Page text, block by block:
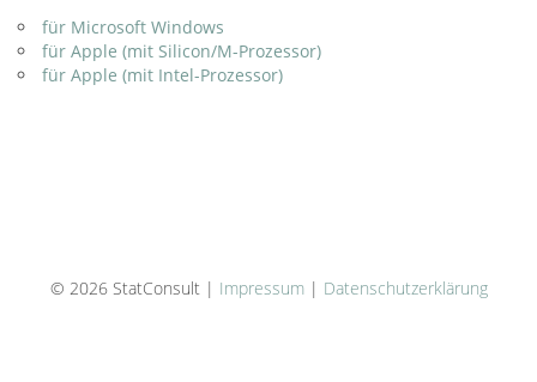
für Microsoft Windows
für Apple (mit Silicon/M-Prozessor)
für Apple (mit Intel-Prozessor)
© 2026 StatConsult | Impressum| Datenschutzerklärung